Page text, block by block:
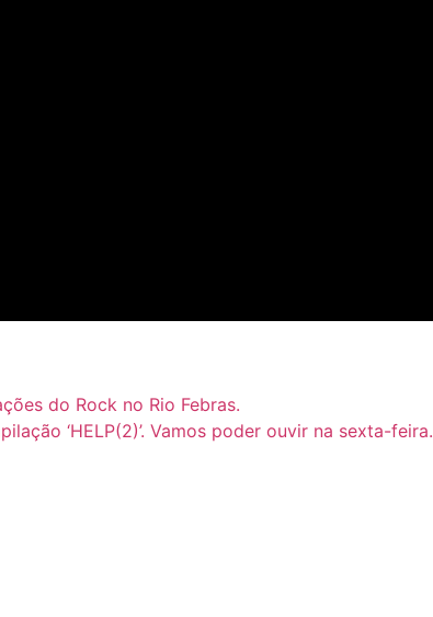
do Rock no Rio Febras.
‘HELP(2)’. Vamos poder ouvir na sexta-feira.